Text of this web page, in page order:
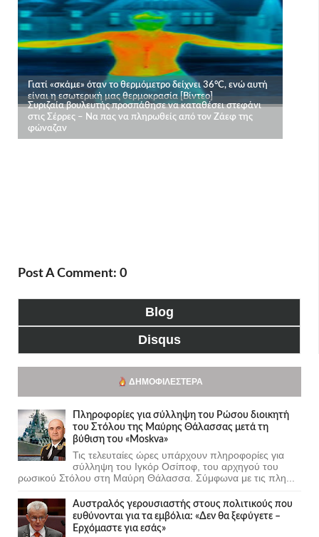
Post A Comment: 0
Blog
Disqus
ΔΗΜΟΦΙΛΈΣΤΕΡΑ
Πληροφορίες για σύλληψη του Ρώσου διοικητή
του Στόλου της Mαύρης Θάλασσας μετά τη
βύθιση του «Moskva»
Τις τελευταίες ώρες υπάρχουν πληροφορίες για
σύλληψη του Ιγκόρ Οσίποφ, του αρχηγού του
ρωσικού Στόλου στη Μαύρη Θάλασσα. Σύμφωνα με τις πλη...
Αυστραλός γερουσιαστής στους πολιτικούς που
ευθύνονται για τα εμβόλια: «Δεν θα ξεφύγετε –
Ερχόμαστε για εσάς»